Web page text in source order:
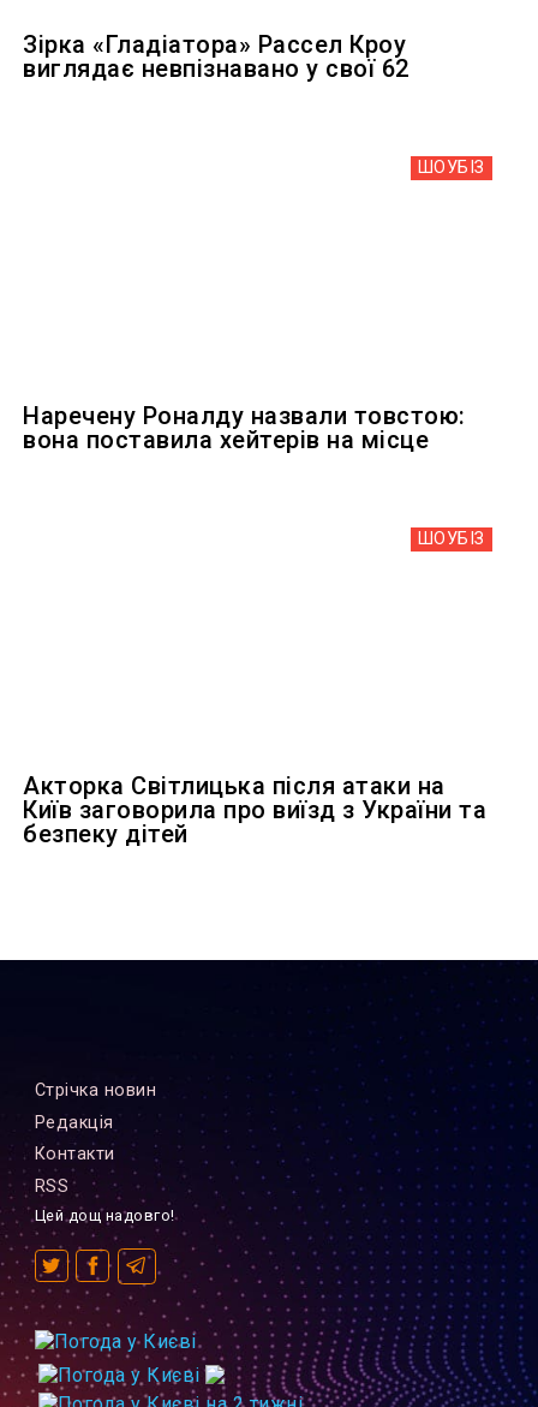
Зірка «Гладіатора» Рассел Кроу
виглядає невпізнавано у свої 62
ШОУБIЗ
Наречену Роналду назвали товстою:
вона поставила хейтерів на місце
ШОУБIЗ
Акторка Світлицька після атаки на
Київ заговорила про виїзд з України та
безпеку дітей
Стрiчка новин
Редакцiя
Контакти
RSS
Цей дощ надовго!